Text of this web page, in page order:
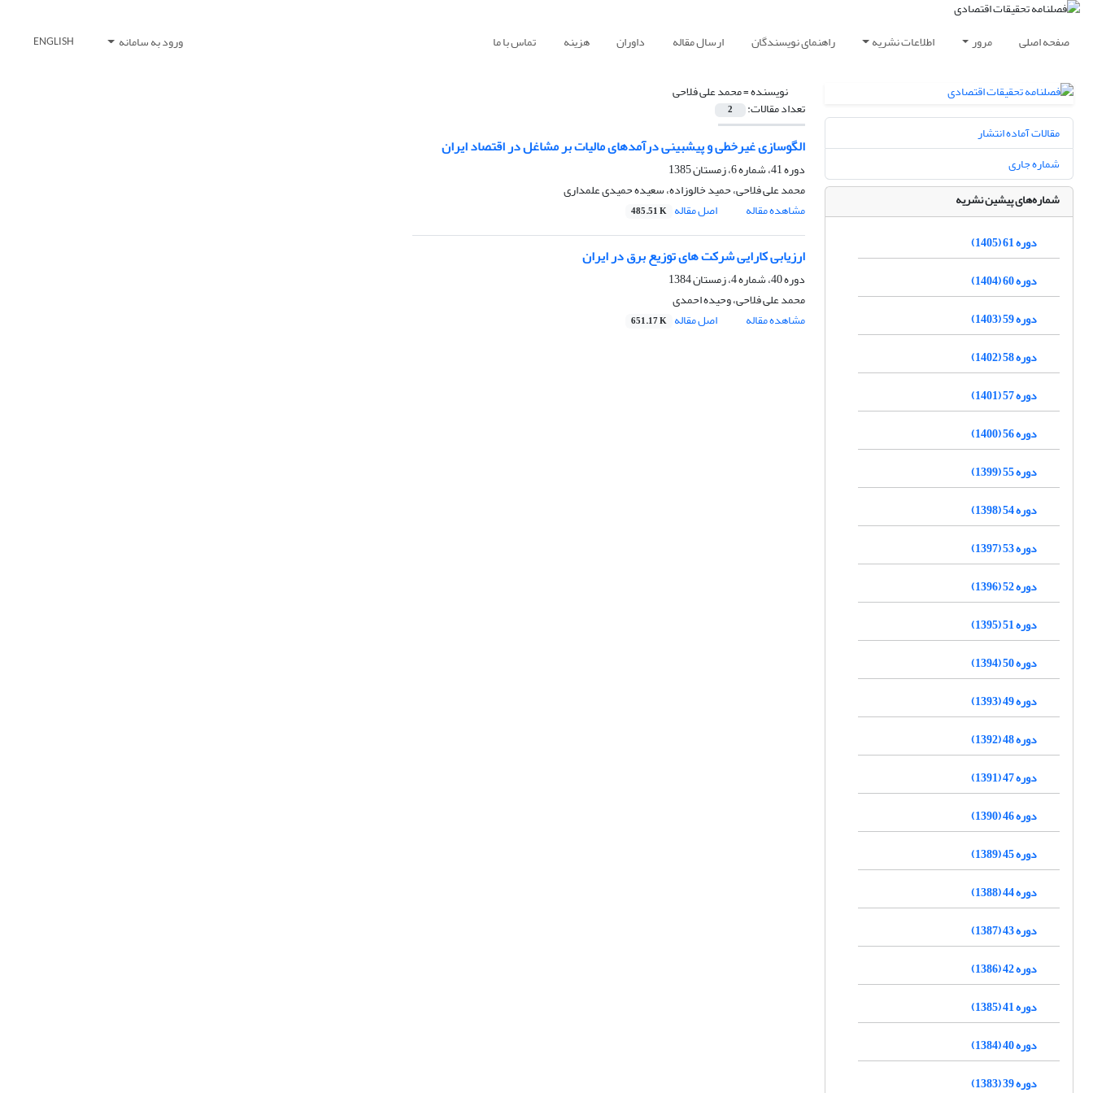
صفحه اصلی مرور اطلاعات نشریه راهنمای نویسندگان ارسال مقاله داوران هزینه تماس با ما ورود به سامانه ENGLISH
نویسنده =محمد علی فلاحی
تعداد مقالات: 2
الگوسازی غیرخطی و پیش‎بینی درآمدهای مالیات بر مشاغل در اقتصاد ایران
دوره 41، شماره 6، زمستان 1385
محمد علی فلاحی، حمید خالوزاده، سعیده حمیدی علمداری
مشاهده مقاله
اصل مقاله 485.51 K
ارزیابی کارایی شرکت های توزیع برق در ایران
دوره 40، شماره 4، زمستان 1384
محمد علی فلاحی، وحیده احمدی
مشاهده مقاله
اصل مقاله 651.17 K
مقالات آماده انتشار
شماره جاری
شماره‌های پیشین نشریه
دوره 61 (1405)
دوره 60 (1404)
دوره 59 (1403)
دوره 58 (1402)
دوره 57 (1401)
دوره 56 (1400)
دوره 55 (1399)
دوره 54 (1398)
دوره 53 (1397)
دوره 52 (1396)
دوره 51 (1395)
دوره 50 (1394)
دوره 49 (1393)
دوره 48 (1392)
دوره 47 (1391)
دوره 46 (1390)
دوره 45 (1389)
دوره 44 (1388)
دوره 43 (1387)
دوره 42 (1386)
دوره 41 (1385)
دوره 40 (1384)
دوره 39 (1383)